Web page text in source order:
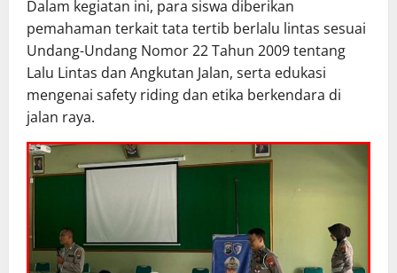
Dalam kegiatan ini, para siswa diberikan
pemahaman terkait tata tertib berlalu lintas sesuai
Undang-Undang Nomor 22 Tahun 2009 tentang
Lalu Lintas dan Angkutan Jalan, serta edukasi
mengenai safety riding dan etika berkendara di
jalan raya.